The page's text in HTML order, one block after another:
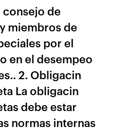
de
miembros de
por el
en el desempeo
2. Obligacin
La obligacin
debe estar
normas internas